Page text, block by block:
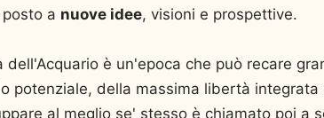
a nuove idee, visioni e prospettive.
dell'Acquario è un'epoca che può recare
potenziale, della massima libertà
al meglio se' stesso è chiamato poi a